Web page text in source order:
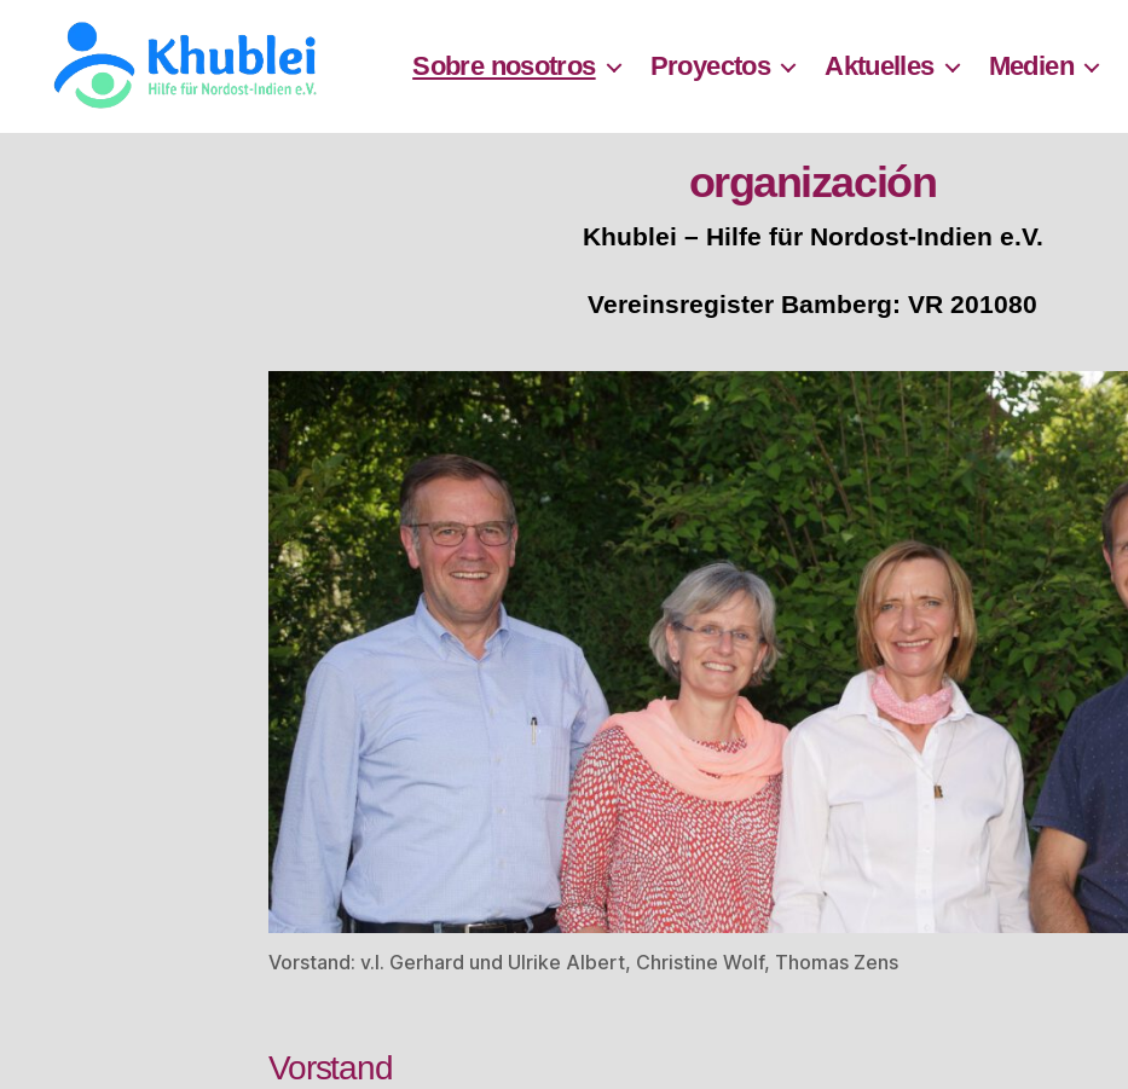
Khublei
Sobre nosotros Proyectos Aktuelles Medien
organización
Khublei – Hilfe für Nordost-Indien e.V.
Vereinsregister Bamberg: VR 201080
Vorstand: v.l. Gerhard und Ulrike Albert, Christine Wolf, Thomas Zens
Vorstand